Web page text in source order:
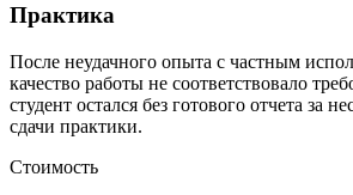
Практика
После неудачного опыта с частным
качество работы не соответствовало
студент остался без готового отчета за
сдачи практики.
Стоимость